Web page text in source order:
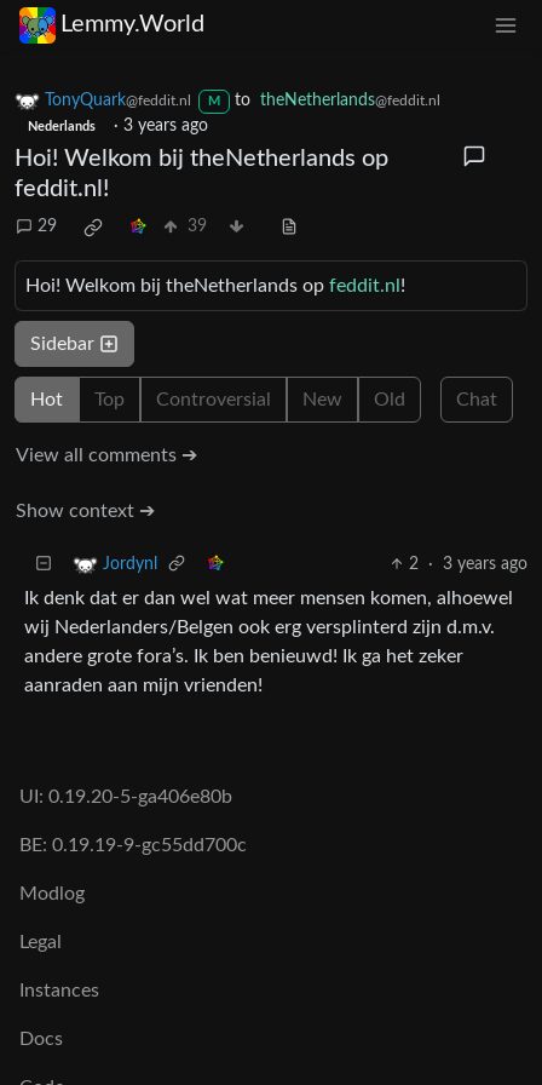
Lemmy.World
TonyQuark@feddit.nl M to theNetherlands@feddit.nl
Nederlands · 3 years ago
Hoi! Welkom bij theNetherlands op
feddit.nl!
29 39
Hoi! Welkom bij theNetherlands op feddit.nl !
Sidebar
Hot Top Controversial New Old Chat
View all comments ➔
Show context ➔
Jordynl 2 · 3 years ago
Ik denk dat er dan wel wat meer mensen komen, alhoewel
wij Nederlanders/Belgen ook erg versplinterd zijn d.m.v.
andere grote fora’s. Ik ben benieuwd! Ik ga het zeker
aanraden aan mijn vrienden!
UI: 0.19.20-5-ga406e80b
BE: 0.19.19-9-gc55dd700c
Modlog
Legal
Instances
Docs